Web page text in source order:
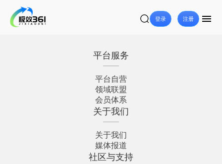
登录 注册
平台服务
平台自营
领域联盟
会员体系
关于我们
关于我们
媒体报道
社区与支持